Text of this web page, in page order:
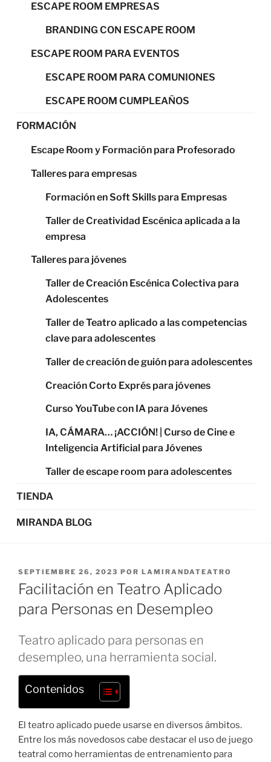
ESCAPE ROOM EMPRESAS
BRANDING CON ESCAPE ROOM
ESCAPE ROOM PARA EVENTOS
ESCAPE ROOM PARA COMUNIONES
ESCAPE ROOM CUMPLEAÑOS
FORMACIÓN
Escape Room y Formación para Profesorado
Talleres para empresas
Formación en Soft Skills para Empresas
Taller de Creatividad Escénica aplicada a la
empresa
Talleres para jóvenes
Taller de Creación Escénica Colectiva para
Adolescentes
Taller de Teatro aplicado a las competencias
clave para adolescentes
Taller de creación de guión para adolescentes
Creación Corto Exprés para jóvenes
Curso YouTube con IA para Jóvenes
IA, CÁMARA… ¡ACCIÓN! | Curso de Cine e
Inteligencia Artificial para Jóvenes
Taller de escape room para adolescentes
TIENDA
MIRANDA BLOG
SEPTIEMBRE 26, 2023 POR LAMIRANDATEATRO
Facilitación en Teatro Aplicado
para Personas en Desempleo
Teatro aplicado para personas en
desempleo, una herramienta social.
Contenidos
El teatro aplicado puede usarse en diversos ámbitos.
Entre los más novedosos cabe destacar el uso de juego
teatral como herramientas de entrenamiento para